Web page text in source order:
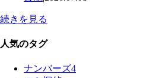
続きを見る
人気のタグ
ナンバーズ4